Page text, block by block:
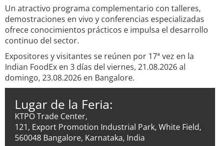
Un atractivo programa complementario con talleres,
demostraciones en vivo y conferencias especializadas
ofrece conocimientos prácticos e impulsa el desarrollo
continuo del sector.
Expositores y visitantes se reúnen por 17ª vez en la
Indian FoodEx en 3 días del viernes, 21.08.2026 al
domingo, 23.08.2026 en Bangalore.
Lugar de la Feria:
KTPO Trade Center,
121, Export Promotion Industrial Park, White Field,
560048 Bangalore, Karnataka, India